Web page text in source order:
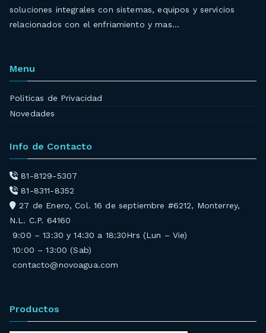
soluciones integrales con sistemas, equipos y servicios
relacionados con el enfriamiento y mas…
Menu
Politicas de Privacidad
Novedades
Info de Contacto
81-8129-5307
81-8311-8352
27 de Enero, Col. 16 de septiembre #6212, Monterrey,
N.L. C.P. 64160
9:00 – 13:30 y 14:30 a 18:30Hrs (Lun – Vie)
10:00 – 13:00 (Sab)
contacto@novoagua.com
Productos